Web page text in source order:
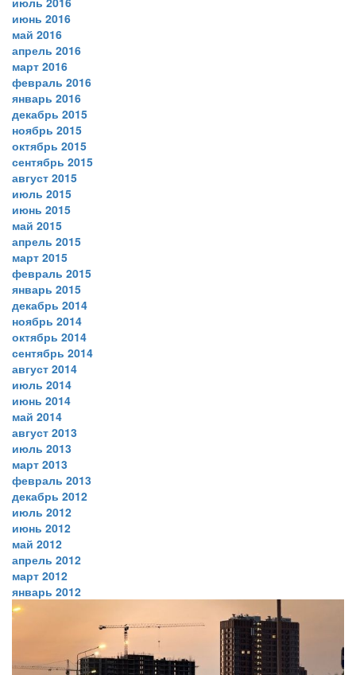
июнь 2016
май 2016
апрель 2016
март 2016
февраль 2016
январь 2016
декабрь 2015
ноябрь 2015
октябрь 2015
сентябрь 2015
август 2015
июль 2015
июнь 2015
май 2015
апрель 2015
март 2015
февраль 2015
январь 2015
декабрь 2014
ноябрь 2014
октябрь 2014
сентябрь 2014
август 2014
июль 2014
июнь 2014
май 2014
август 2013
июль 2013
март 2013
февраль 2013
декабрь 2012
июль 2012
июнь 2012
май 2012
апрель 2012
март 2012
январь 2012